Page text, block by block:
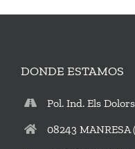
DONDE ESTAMOS
Pol. Ind. Els
08243 MANRESA